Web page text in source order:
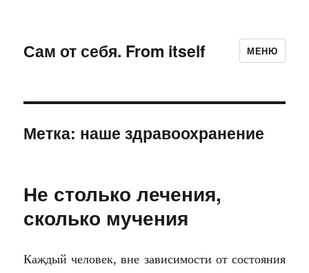
Сам от себя. From itself МЕНЮ
Метка: наше здравоохранение
Не столько лечения,
сколько мучения
Каждый человек, вне зависимости от состояния